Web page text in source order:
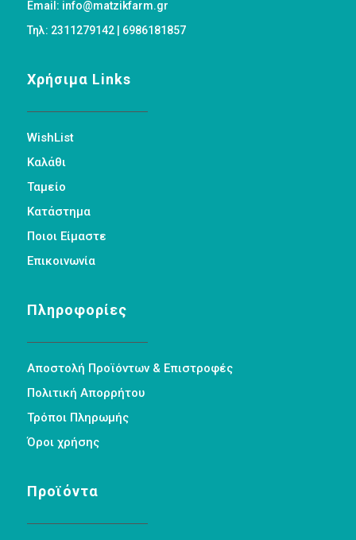
Email: info@matzikfarm.gr
Τηλ: 2311279142 | 6986181857
Χρήσιμα Links
WishList
Καλάθι
Ταμείο
Κατάστημα
Ποιοι Είμαστε
Επικοινωνία
Πληροφορίες
Αποστολή Προϊόντων & Επιστροφές
Πολιτική Απορρήτου
Τρόποι Πληρωμής
Όροι χρήσης
Προϊόντα